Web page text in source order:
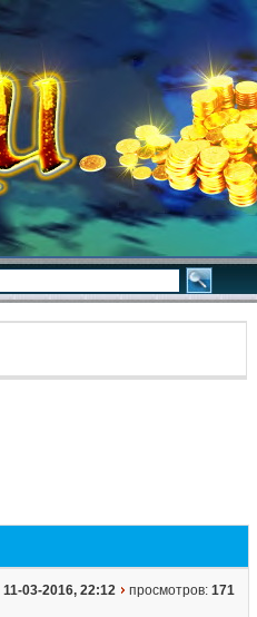
11-03-2016, 22:12 просмотров: 171